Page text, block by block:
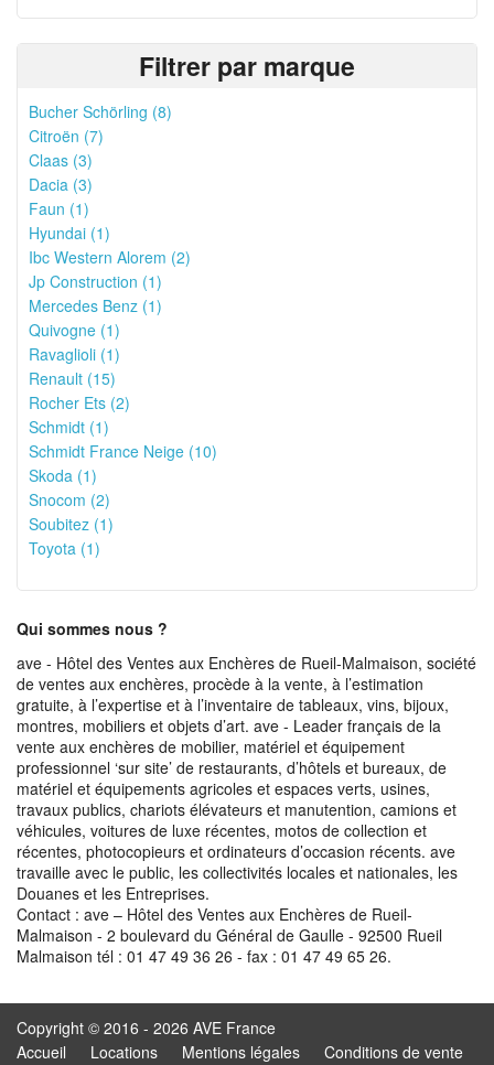
Filtrer par marque
Bucher Schörling (8)
Citroën (7)
Claas (3)
Dacia (3)
Faun (1)
Hyundai (1)
Ibc Western Alorem (2)
Jp Construction (1)
Mercedes Benz (1)
Quivogne (1)
Ravaglioli (1)
Renault (15)
Rocher Ets (2)
Schmidt (1)
Schmidt France Neige (10)
Skoda (1)
Snocom (2)
Soubitez (1)
Toyota (1)
Qui sommes nous ?
ave - Hôtel des Ventes aux Enchères de Rueil-Malmaison, société
de ventes aux enchères, procède à la vente, à l’estimation
gratuite, à l’expertise et à l’inventaire de tableaux, vins, bijoux,
montres, mobiliers et objets d’art. ave - Leader français de la
vente aux enchères de mobilier, matériel et équipement
professionnel ‘sur site’ de restaurants, d’hôtels et bureaux, de
matériel et équipements agricoles et espaces verts, usines,
travaux publics, chariots élévateurs et manutention, camions et
véhicules, voitures de luxe récentes, motos de collection et
récentes, photocopieurs et ordinateurs d’occasion récents. ave
travaille avec le public, les collectivités locales et nationales, les
Douanes et les Entreprises.
Contact : ave – Hôtel des Ventes aux Enchères de Rueil-
Malmaison - 2 boulevard du Général de Gaulle - 92500 Rueil
Malmaison tél : 01 47 49 36 26 - fax : 01 47 49 65 26.
Copyright © 2016 - 2026 AVE France
Accueil
Locations Mentions légales Conditions de vente